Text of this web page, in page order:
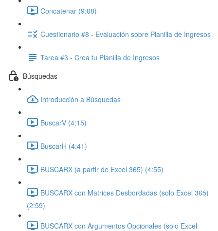
Concatenar (9:08)
Cuestionario #8 - Evaluación sobre Planilla de Ingresos
Tarea #3 - Crea tu Planilla de Ingresos
Búsquedas
Introducción a Búsquedas
BuscarV (4:15)
BuscarH (4:41)
BUSCARX (a partir de Excel 365) (4:55)
BUSCARX con Matrices Desbordadas (solo Excel 365)
(2:59)
BUSCARX con Argumentos Opcionales (solo Excel